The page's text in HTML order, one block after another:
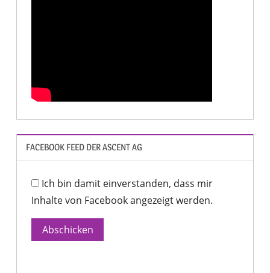
FACEBOOK FEED DER ASCENT AG
Ich bin damit einverstanden, dass mir
Inhalte von Facebook angezeigt werden.
Abschicken